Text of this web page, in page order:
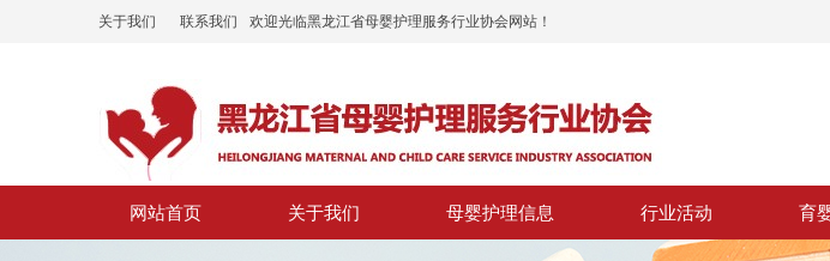
关于我们 联系我们 欢迎光临黑龙江省母婴护理服务行业协会网站！
网站首页 关于我们 母婴护理信息 行业活动 育